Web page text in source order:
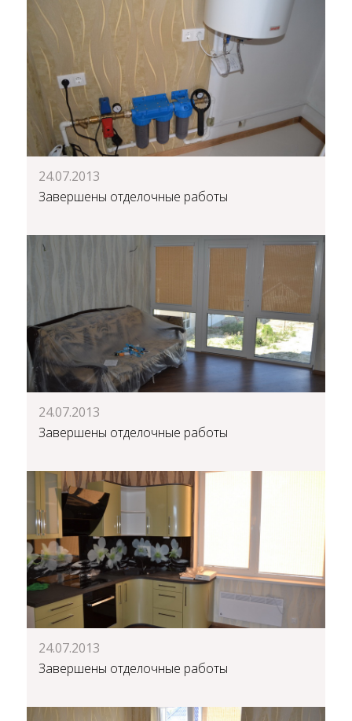
24.07.2013
Завершены отделочные работы
24.07.2013
Завершены отделочные работы
24.07.2013
Завершены отделочные работы